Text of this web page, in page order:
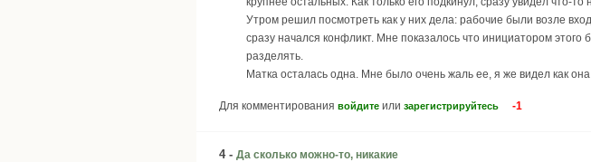
Утром решил посмотреть как у них дела: рабочие были возле
сразу начался конфликт. Мне показалось что инициатором
разделять.
Матка осталась одна. Мне было очень жаль ее, я же видел как
Для комментирования войдите или зарегистрируйтесь -1
4 - Да сколько можно-то, никакие